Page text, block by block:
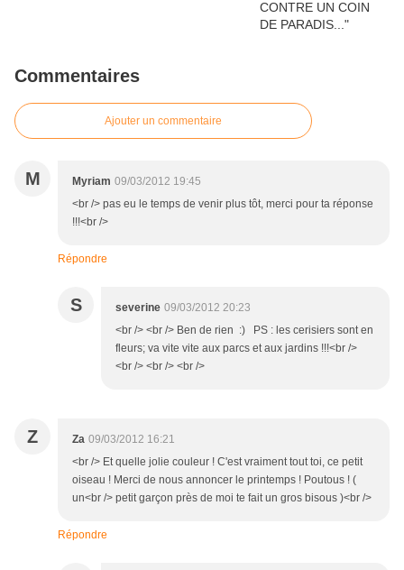
Commentaires
Ajouter un commentaire
M Myriam 09/03/2012 19:45
<br /> pas eu le temps de venir plus tôt, merci pour ta réponse
!!!<br />
Répondre
S severine 09/03/2012 20:23
<br /> <br /> Ben de rien :) PS : les cerisiers sont en
fleurs; va vite vite aux parcs et aux jardins !!!<br />
<br /> <br /> <br />
Z Za 09/03/2012 16:21
<br /> Et quelle jolie couleur ! C'est vraiment tout toi, ce petit
oiseau ! Merci de nous annoncer le printemps ! Poutous ! (
un<br /> petit garçon près de moi te fait un gros bisous )<br />
Répondre